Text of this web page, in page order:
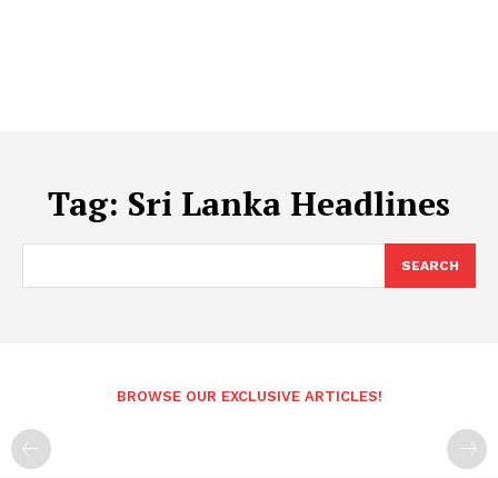
Tag: Sri Lanka Headlines
SEARCH
BROWSE OUR EXCLUSIVE ARTICLES!